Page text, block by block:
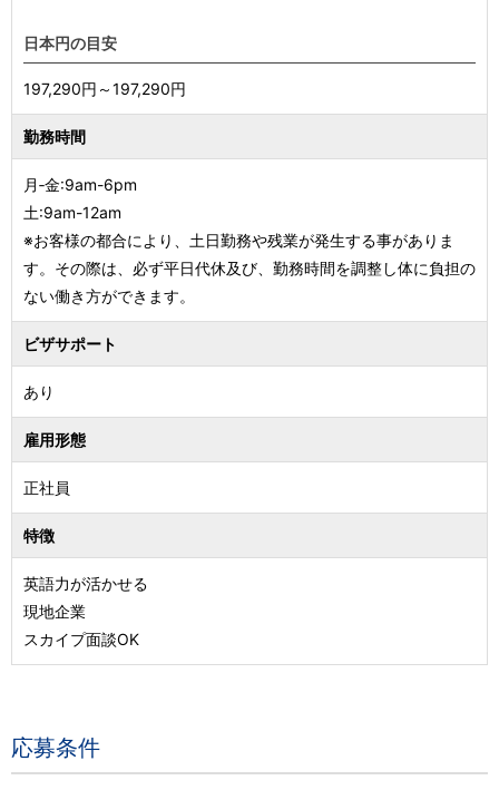
日本円の目安
197,290円～197,290円
勤務時間
月‐金:9am-6pm
土:9am-12am
※お客様の都合により、土日勤務や残業が発生する事がありま
す。その際は、必ず平日代休及び、勤務時間を調整し体に負担の
ない働き方ができます。
ビザサポート
あり
雇用形態
正社員
特徴
英語力が活かせる
現地企業
スカイプ面談OK
応募条件